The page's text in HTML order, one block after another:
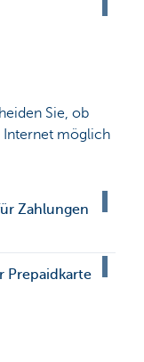
Sie, ob
Internet möglich
Zahlungen
Prepaidkarte